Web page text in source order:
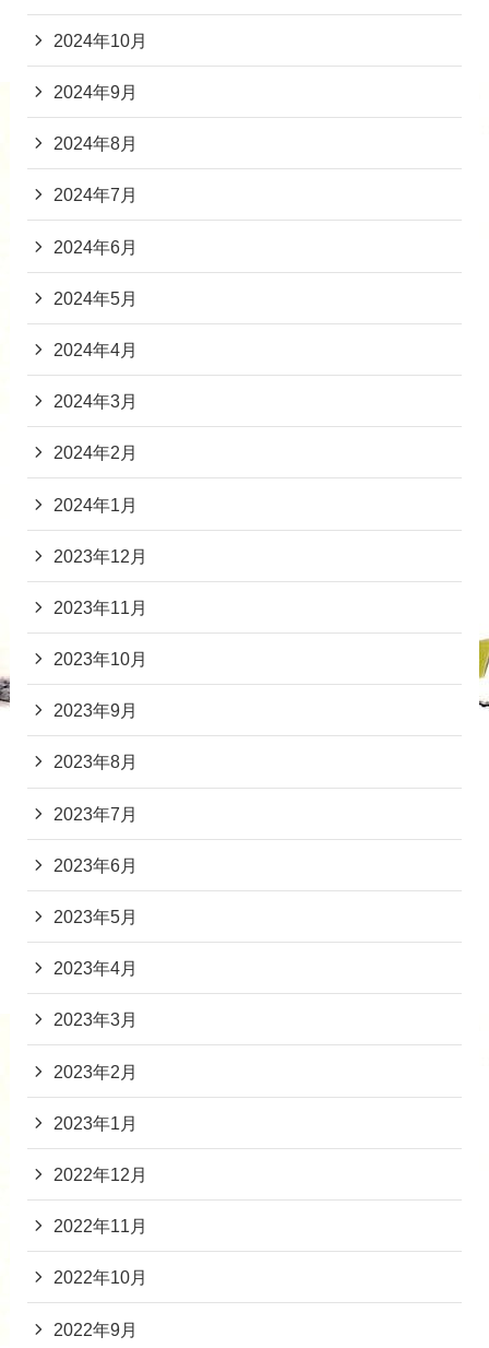
2024年10月
2024年9月
2024年8月
2024年7月
2024年6月
2024年5月
2024年4月
2024年3月
2024年2月
2024年1月
2023年12月
2023年11月
2023年10月
2023年9月
2023年8月
2023年7月
2023年6月
2023年5月
2023年4月
2023年3月
2023年2月
2023年1月
2022年12月
2022年11月
2022年10月
2022年9月